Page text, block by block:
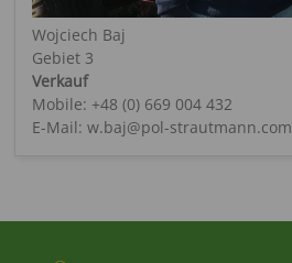
Wojciech Baj
Gebiet 3
Verkauf
Mobile: +48 (0) 669 004 432
E-Mail: w.baj@pol-strautmann.com